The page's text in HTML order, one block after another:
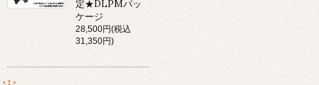
定★DLPMパッ
ケージ
28,500円(税込
31,350円)